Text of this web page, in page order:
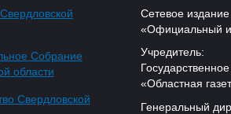
Собрание
области
Свердловской
Сетевое издание
«Официальный
Учредитель:
«Областная
Генеральный